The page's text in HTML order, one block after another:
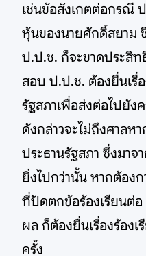
เช่นข้อสังเกตต่อกรณี
หุ้นของนายศักดิ์สยาม
ป.ป.ช. ก็จะขาดประสิท
สอบ ป.ป.ช. ต้องยื่นเรื่
รัฐสภาเพื่อส่งต่อไปยัง
ดังกล่าวจะไม่ถึงศาลห
ประธานรัฐสภา ซึ่งมา
ยิ่งไปกว่านั้น หากต้องก
ที่ปัดตกข้อร้องเรียนต่
ผล ก็ต้องยื่นเรื่องร้อง
ครั้ง